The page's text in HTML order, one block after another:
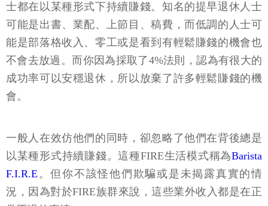
士都在以某種形式下持續賺錢。知名的提早退休人士
可能是出書、業配、上節目、稿費，而低調的人士可
能是部落格收入、零工或是看到有輕鬆賺錢的機會也
不會去放過。而你因為採取了4%法則，認為有很大的
成功率可以安穩退休，所以放棄了許多輕鬆賺錢的機
會。
一般人在效仿他們的同時，卻忽略了他們在背後總是
以某種形式持續賺錢。這種FIRE生活模式稱為Barista
F.I.R.E 。但你不該怪他們欺騙或是未揭露真實的情
況，因為對於FIRE族群來說，這些業外收入都是在正